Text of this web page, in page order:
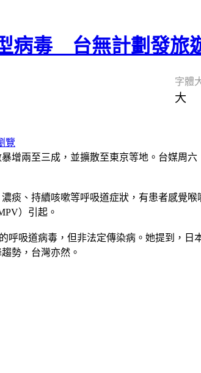
病毒 台無計劃發旅
字體
大
覽
增兩至三成，並擴散至東京等地。台媒周
痰、持續咳嗽等呼吸道症狀，有患者感覺
）引起。
呼吸道病毒，但非法定傳染病。她提到，
勢，台灣亦然。